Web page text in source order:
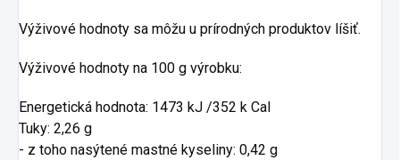
Výživové hodnoty sa môžu u prírodných produktov líšiť.
Výživové hodnoty na 100 g výrobku:
Energetická hodnota: 1473 kJ /352 k Cal
Tuky: 2,26 g
- z toho nasýtené mastné kyseliny: 0,42 g